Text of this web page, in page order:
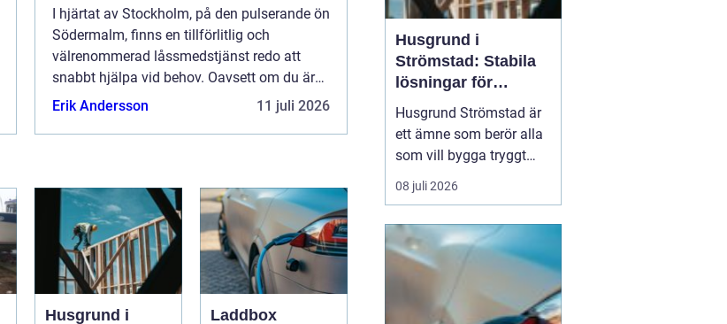
I hjärtat av Stockholm, på den pulserande ön
Södermalm, finns en tillförlitlig och
välrenommerad låssmedstjänst redo att
snabbt hjälpa vid behov. Oavsett om du är
låst ute, behöver byta e...
Erik Andersson 11 juli 2026
Husgrund i Laddbox
Husgrund i
Strömstad: Stabila
lösningar för
boende vid kusten
Husgrund Strömstad är
ett ämne som berör alla
som vill bygga tryggt
och långsiktigt nära
havet. Närheten till
och bergig terräng ställer
höga krav på både p...
08 juli 2026